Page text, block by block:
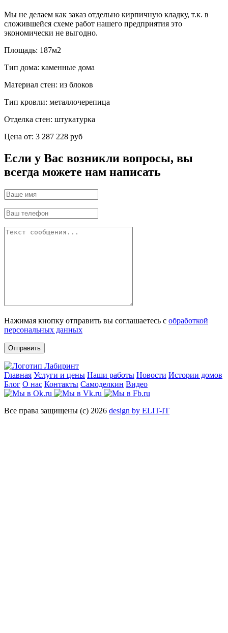
Мы не делаем как заказ отдельно кирпичную кладку, т.к. в
сложившейся схеме работ нашего предприятия это
экономически не выгодно.
Площадь: 187м2
Тип дома: каменные дома
Материал стен: из блоков
Тип кровли: металлочерепица
Отделка стен: штукатурка
Цена от: 3 287 228 руб
Если у Вас возникли вопросы, вы
всегда можете нам написать
Нажимая кнопку отправить вы соглашаетесь с обработкой
персональных данных
Отправить
Главная Услуги и цены Наши работы Новости Истории домов
Блог О нас Контакты Самоделкин Видео
Все права защищены (с) 2026 design by ELIT-IT